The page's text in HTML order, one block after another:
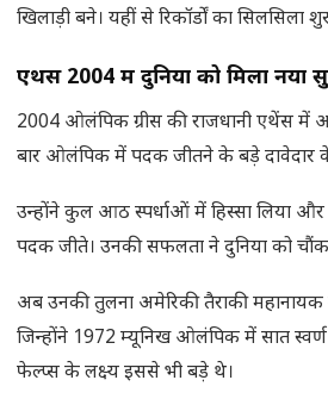
खिलाड़ी बने। यहीं से रिकॉर्डों का सिलसिला
एथेंस 2004 में दुनिया को मिला नया
2004 ओलंपिक ग्रीस की राजधानी एथेंस में
बार ओलंपिक में पदक जीतने के बड़े दावेदार
उन्होंने कुल आठ स्पर्धाओं में हिस्सा लिया और
पदक जीते। उनकी सफलता ने दुनिया को
अब उनकी तुलना अमेरिकी तैराकी महानायक
जिन्होंने 1972 म्यूनिख ओलंपिक में सात
फेल्प्स के लक्ष्य इससे भी बड़े थे।